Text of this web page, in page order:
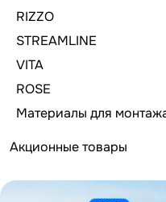
RIZZO
STREAMLINE
VITA
ROSE
Материалы для
Акционные товары